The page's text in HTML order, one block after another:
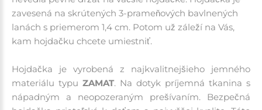
zavesená na skrútených 3-prameňových bavlnených
lanách s priemerom 1,4 cm. Potom už záleží na Vás,
kam hojdačku chcete umiestniť.
Hojdačka je vyrobená z najkvalitnejšieho jemného
materiálu typu ZAMAT. Na dotyk príjemná tkanina s
nápadným a neopozeraným prešívaním. Bezpečná